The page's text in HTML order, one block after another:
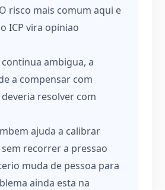
risco mais comum aqui e
ICP vira opiniao
continua ambigua, a
a compensar com
resolver com
ajuda a calibrar
recorrer a pressao
muda de pessoa para
ainda esta na